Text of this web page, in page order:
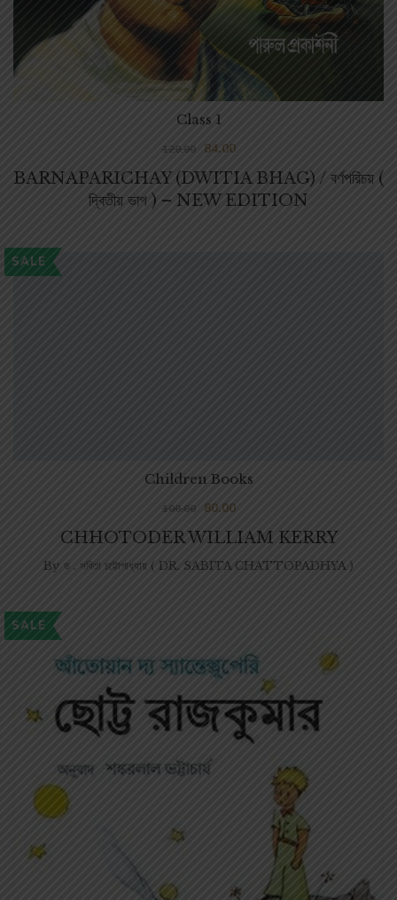
BARNAPARICHAY (DWITIA BHAG) / বর্ণপরিচয় (
দ্বিতীয় ভাগ ) – NEW EDITION
Class 1
120.00 84.00
SALE
CHHOTODER WILLIAM KERRY
Children Books
100.00 80.00
By ড . সবিতা চট্টোপাধ্যায় ( DR. SABITA CHATTOPADHYA )
SALE